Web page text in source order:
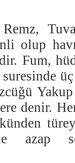
olup
Fum,
denir.
azap